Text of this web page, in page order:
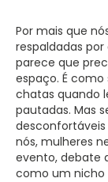
Por mais que
respaldadas
parece que
espaço. É
chatas quando
pautadas. Mas
nós, mulheres
evento, debate
como um nicho